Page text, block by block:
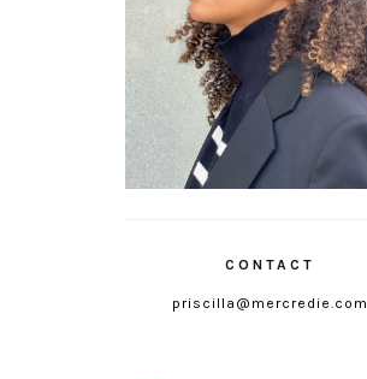
CONTACT
priscilla@mercredie.com